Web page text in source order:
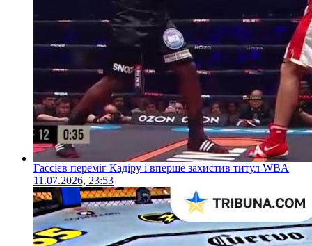
Гассієв переміг Кадіру і вперше захистив титул WBA
11.07.2026, 23:53